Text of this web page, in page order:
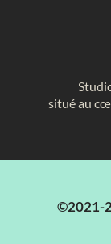
situé au
©2021-